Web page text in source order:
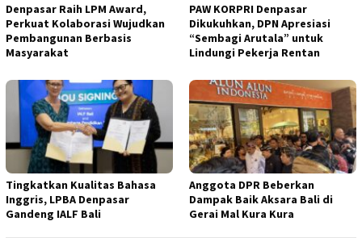
Denpasar Raih LPM Award,
Perkuat Kolaborasi Wujudkan
Pembangunan Berbasis
Masyarakat
PAW KORPRI Denpasar
Dikukuhkan, DPN Apresiasi
“Sembagi Arutala” untuk
Lindungi Pekerja Rentan
Tingkatkan Kualitas Bahasa
Inggris, LPBA Denpasar
Gandeng IALF Bali
Anggota DPR Beberkan
Dampak Baik Aksara Bali di
Gerai Mal Kura Kura